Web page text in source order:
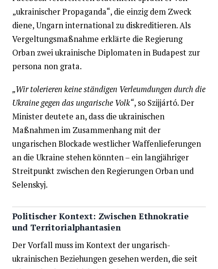
„ukrainischer Propaganda“, die einzig dem Zweck
diene, Ungarn international zu diskreditieren. Als
Vergeltungsmaßnahme erklärte die Regierung
Orban zwei ukrainische Diplomaten in Budapest zur
persona non grata.
„Wir tolerieren keine ständigen Verleumdungen durch die
Ukraine gegen das ungarische Volk“, so Szijjártó. Der
Minister deutete an, dass die ukrainischen
Maßnahmen im Zusammenhang mit der
ungarischen Blockade westlicher Waffenlieferungen
an die Ukraine stehen könnten – ein langjähriger
Streitpunkt zwischen den Regierungen Orban und
Selenskyj.
Politischer Kontext: Zwischen Ethnokratie
und Territorialphantasien
Der Vorfall muss im Kontext der ungarisch-
ukrainischen Beziehungen gesehen werden, die seit